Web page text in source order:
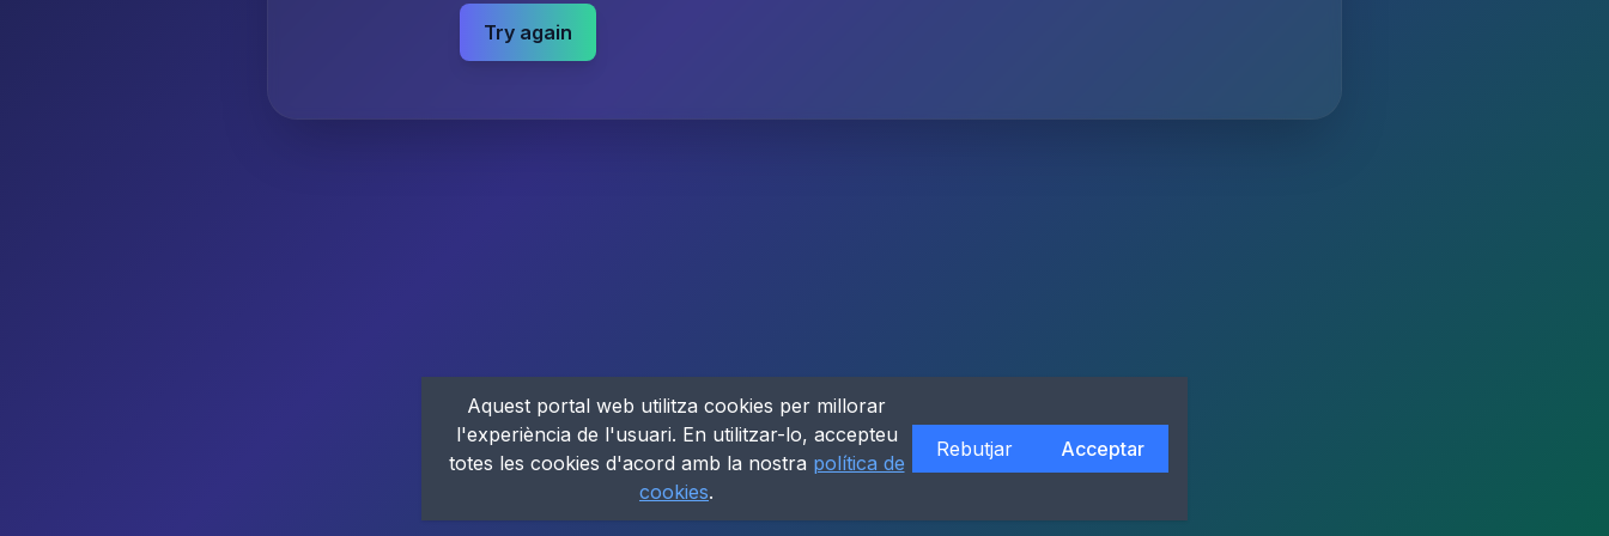
Try again
Aquest portal web utilitza cookies per millorar
l'experiència de l'usuari. En utilitzar-lo, accepteu
totes les cookies d'acord amb la nostra política de
cookies.
Rebutjar Acceptar